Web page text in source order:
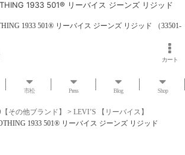
1933 501® リーバイス ジーンズ リジッド
1933 501® リーバイス ジーンズ リジッド （33501-
カート
市松 Press Blog Shop
その他ブランド】 > LEVI’S 【リーバイス】
1933 501® リーバイス ジーンズ リジッド